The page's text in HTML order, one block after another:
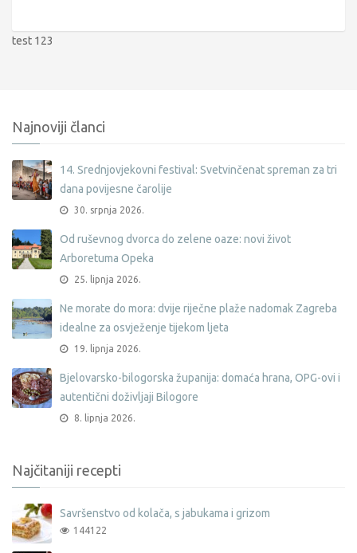
test 123
Najnoviji članci
14. Srednjovjekovni festival: Svetvinčenat spreman za tri
dana povijesne čarolije
30. srpnja 2026.
Od ruševnog dvorca do zelene oaze: novi život
Arboretuma Opeka
25. lipnja 2026.
Ne morate do mora: dvije riječne plaže nadomak Zagreba
idealne za osvježenje tijekom ljeta
19. lipnja 2026.
Bjelovarsko-bilogorska županija: domaća hrana, OPG-ovi i
autentični doživljaji Bilogore
8. lipnja 2026.
Najčitaniji recepti
Savršenstvo od kolača, s jabukama i grizom
144122